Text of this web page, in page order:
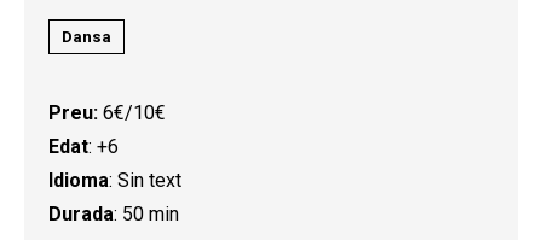
Dansa
Preu: 6€/10€
Edat: +6
Idioma: Sin text
Durada: 50 min